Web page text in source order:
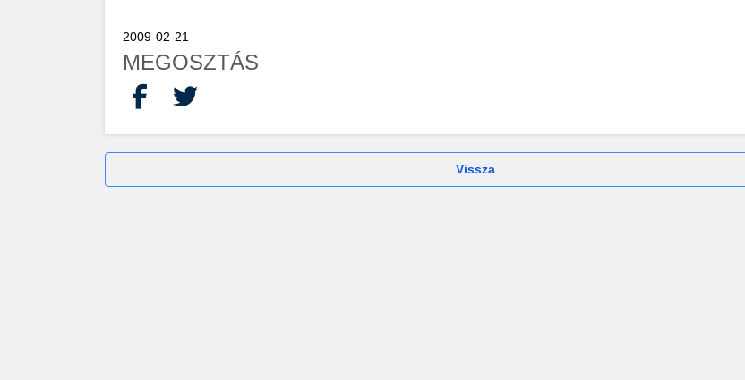
2009-02-21
MEGOSZTÁS
Facebook
X
Vissza